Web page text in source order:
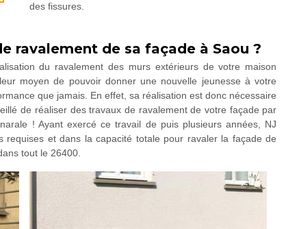
des fissures.
ravalement de sa façade à Saou ?
du ravalement des murs extérieurs de votre maison
moyen de pouvoir donner une nouvelle jeunesse à votre
que jamais. En effet, sa réalisation est donc nécessaire
de réaliser des travaux de ravalement de votre façade par
! Ayant exercé ce travail de puis plusieurs années, NJ
requises et dans la capacité totale pour ravaler la façade de
tout le 26400.